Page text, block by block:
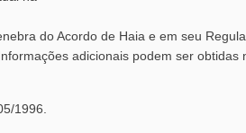
do Acordo de Haia e em seu
adicionais podem ser obtidas
1996.